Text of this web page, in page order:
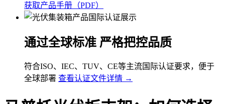
获取产品手册（PDF）
通过全球标准 严格把控品质
符合ISO、IEC、TUV、CE等主流国际认证要求，便于
全球部署 查看认证文件详情 →